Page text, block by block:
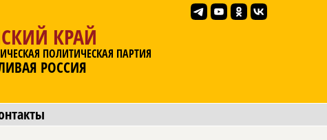
КРАЙ
ПОЛИТИЧЕСКАЯ ПАРТИЯ
РОССИЯ